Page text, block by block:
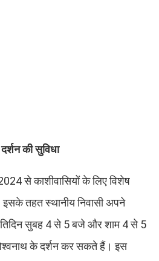
की सुविधा
से काशीवासियों के लिए विशेष
तहत स्थानीय निवासी अपने
सुबह 4 से 5 बजे और शाम 4 से 5
के दर्शन कर सकते हैं। इस